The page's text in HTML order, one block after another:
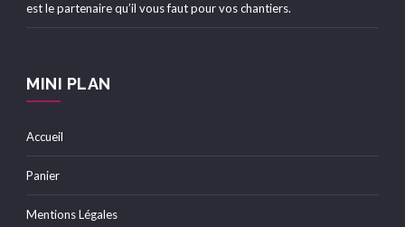
est le partenaire qu’il vous faut pour vos chantiers.
MINI PLAN
Accueil
Panier
Mentions Légales